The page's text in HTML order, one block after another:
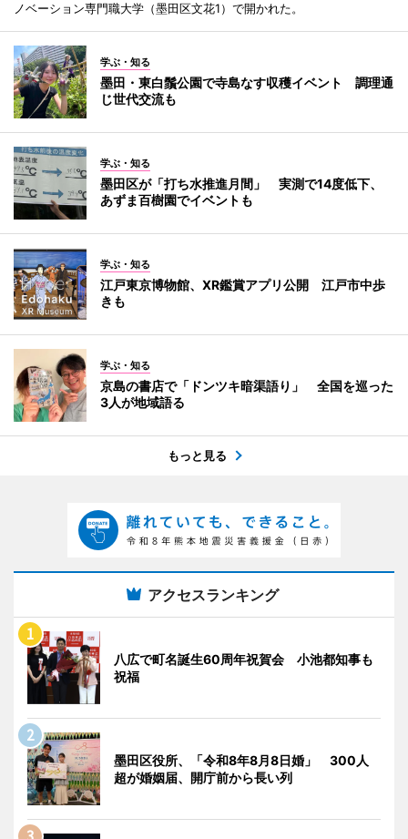
ノベーション専門職大学（墨田区文花1）で開かれた。
学ぶ・知る
墨田・東白鬚公園で寺島なす収穫イベント 調理通
じ世代交流も
学ぶ・知る
墨田区が「打ち水推進月間」 実測で14度低下、
あずま百樹園でイベントも
学ぶ・知る
江戸東京博物館、XR鑑賞アプリ公開 江戸市中歩
きも
学ぶ・知る
京島の書店で「ドンツキ暗渠語り」 全国を巡った
3人が地域語る
もっと見る
アクセスランキング
八広で町名誕生60周年祝賀会 小池都知事も
祝福
墨田区役所、「令和8年8月8日婚」 300人
超が婚姻届、開庁前から長い列